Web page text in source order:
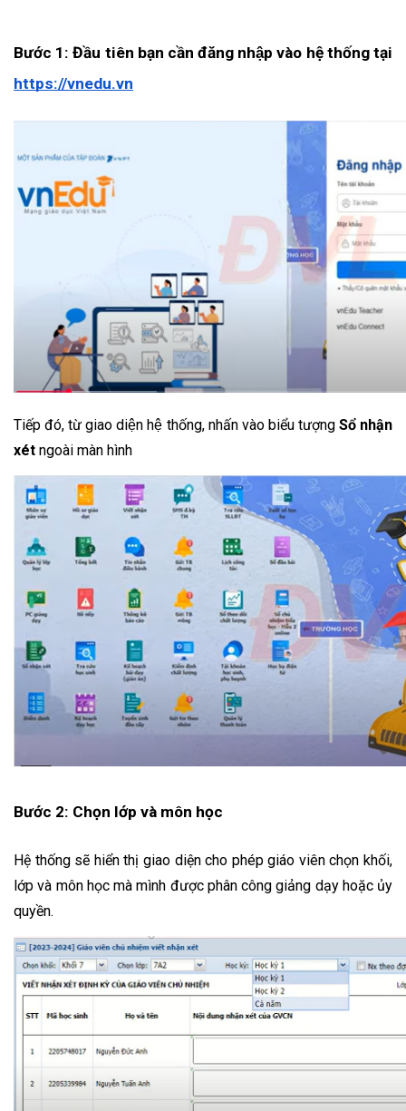
https://vnedu.vn
Tiếp đó, từ giao diện hệ thống, nhấn vào biểu tượng Sổ nhận
xét ngoài màn hình
Bước 2: Chọn lớp và môn học
Hệ thống sẽ hiển thị giao diện cho phép giáo viên chọn khối,
lớp và môn học mà mình được phân công giảng dạy hoặc ủy
quyền.